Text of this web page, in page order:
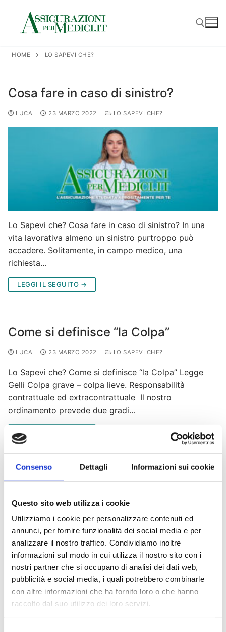
Consenso Dettagli Informazioni sui cookie
Questo sito web utilizza i cookie
Utilizziamo i cookie per personalizzare contenuti ed
annunci, per fornire funzionalità dei social media e per
analizzare il nostro traffico. Condividiamo inoltre
informazioni sul modo in cui utilizza il nostro sito con i
nostri partner che si occupano di analisi dei dati web,
pubblicità e social media, i quali potrebbero combinarle
con altre informazioni che ha fornito loro o che hanno
raccolto dal suo utilizzo dei loro servizi.
HOME LO SAPEVI CHE?
Cosa fare in caso di sinistro?
LUCA 23 MARZO 2022 LO SAPEVI CHE?
Lo Sapevi che? Cosa fare in caso di sinistro? In una
vita lavorativa almeno un sinistro purtroppo può
accadere. Solitamente, in campo medico, una
richiesta…
LEGGI IL SEGUITO →
Come si definisce “la Colpa”
LUCA 23 MARZO 2022 LO SAPEVI CHE?
Lo Sapevi che? Come si definisce “la Colpa” Legge
Gelli Colpa grave – colpa lieve. Responsabilità
contrattuale ed extracontrattuale Il nostro
ordinamento prevede due gradi…
LEGGI IL SEGUITO →
L’ importanza della retroattività
LUCA 23 MARZO 2022 LO SAPEVI CHE?
Lo Sapevi che? L’ importanza della retroattività In
Italia il numero delle cause civili per richieste di
risarcimento per responsabilità civile medica da
parecchi anni…
LEGGI IL SEGUITO →